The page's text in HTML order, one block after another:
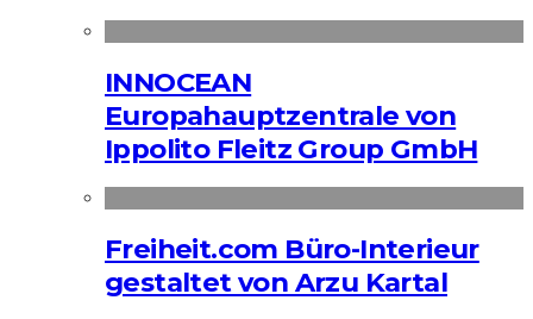
INNOCEAN
Europahauptzentrale von
Ippolito Fleitz Group GmbH
Freiheit.com Büro-Interieur
gestaltet von Arzu Kartal